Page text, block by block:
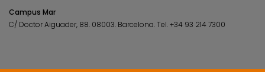
Campus Mar
C/ Doctor Aiguader, 88. 08003. Barcelona.Tel.+34 93 214 7300